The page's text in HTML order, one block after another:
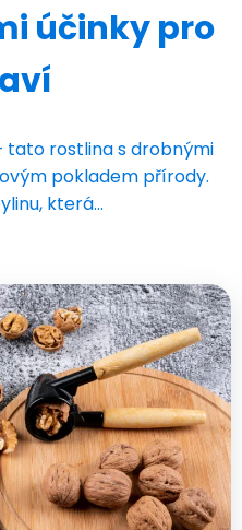
účinky pro
tato rostlina s drobnými
pokladem přírody.
která…